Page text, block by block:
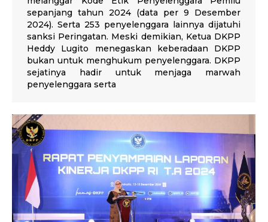
sepanjang tahun 2024 (data per 9 Desember
2024). Serta 253 penyelenggara lainnya dijatuhi
sanksi Peringatan. Meski demikian, Ketua DKPP
Heddy Lugito menegaskan keberadaan DKPP
bukan untuk menghukum penyelenggara. DKPP
sejatinya hadir untuk menjaga marwah
penyelenggara serta